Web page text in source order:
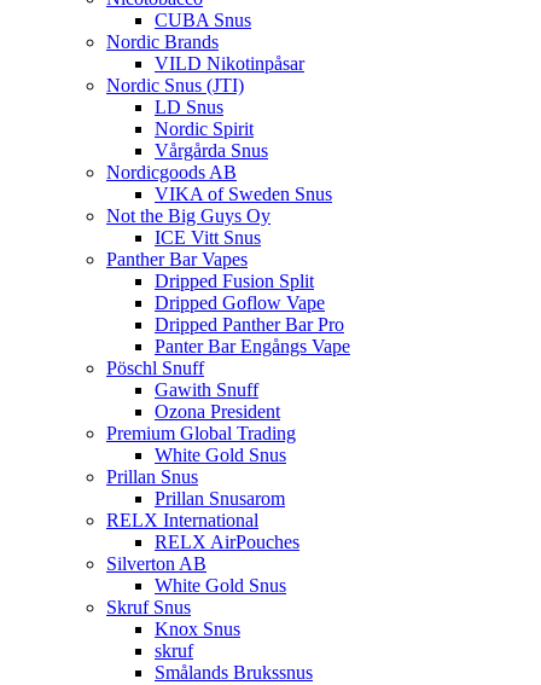
CUBA Snus
Nordic Brands
VILD Nikotinpåsar
Nordic Snus (JTI)
LD Snus
Nordic Spirit
Vårgårda Snus
Nordicgoods AB
VIKA of Sweden Snus
Not the Big Guys Oy
ICE Vitt Snus
Panther Bar Vapes
Dripped Fusion Split
Dripped Goflow Vape
Dripped Panther Bar Pro
Panter Bar Engångs Vape
Pöschl Snuff
Gawith Snuff
Ozona President
Premium Global Trading
White Gold Snus
Prillan Snus
Prillan Snusarom
RELX International
RELX AirPouches
Silverton AB
White Gold Snus
Skruf Snus
Knox Snus
skruf
Smålands Brukssnus